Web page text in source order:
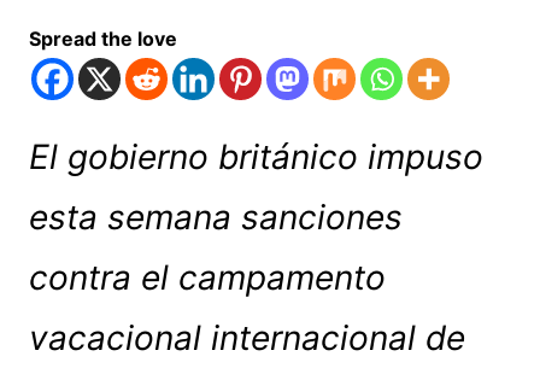
Spread the love
El gobierno británico impuso
esta semana sanciones
contra el campamento
vacacional internacional de